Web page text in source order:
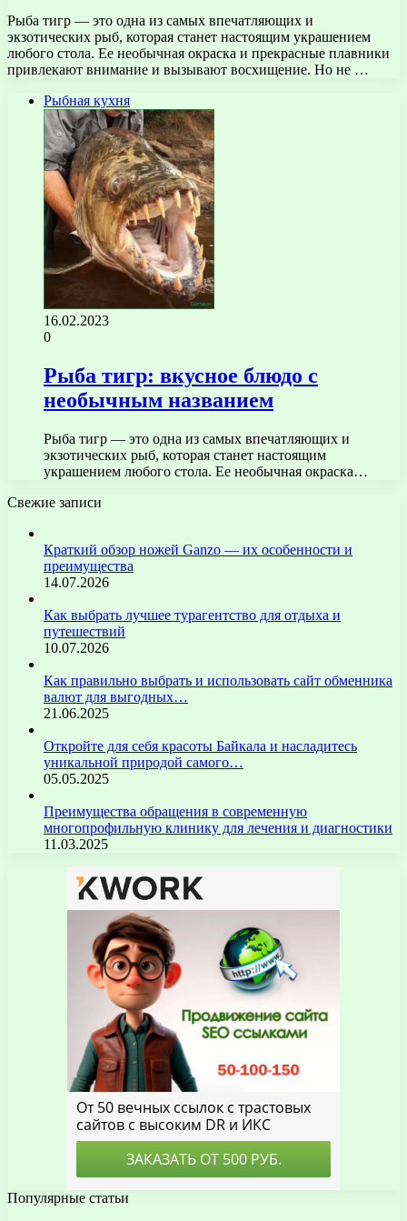
Рыба тигр — это одна из самых впечатляющих и
экзотических рыб, которая станет настоящим украшением
любого стола. Ее необычная окраска и прекрасные плавники
привлекают внимание и вызывают восхищение. Но не …
Рыбная кухня
16.02.2023
0
Рыба тигр: вкусное блюдо с
необычным названием
Рыба тигр — это одна из самых впечатляющих и
экзотических рыб, которая станет настоящим
украшением любого стола. Ее необычная окраска…
Свежие записи
Краткий обзор ножей Ganzo — их особенности и
преимущества
14.07.2026
Как выбрать лучшее турагентство для отдыха и
путешествий
10.07.2026
Как правильно выбрать и использовать сайт обменника
валют для выгодных…
21.06.2025
Откройте для себя красоты Байкала и насладитесь
уникальной природой самого…
05.05.2025
Преимущества обращения в современную
многопрофильную клинику для лечения и диагностики
11.03.2025
Популярные статьи